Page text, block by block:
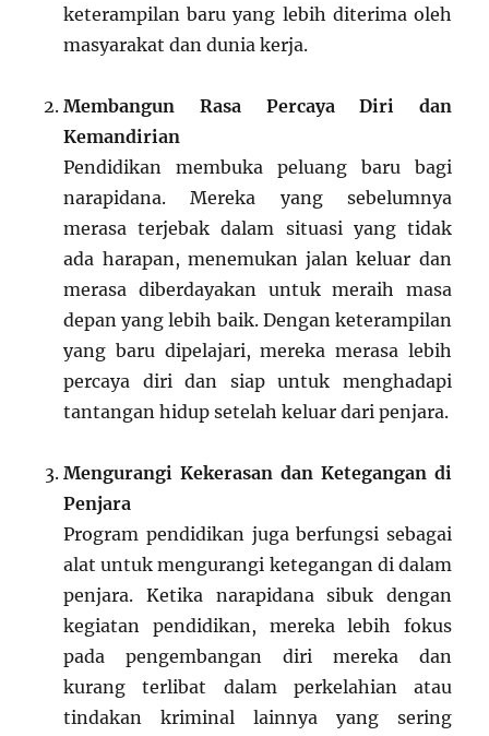
keterampilan baru yang lebih diterima oleh
masyarakat dan dunia kerja.
Membangun Rasa Percaya Diri dan
Kemandirian
Pendidikan membuka peluang baru bagi
narapidana. Mereka yang sebelumnya
merasa terjebak dalam situasi yang tidak
ada harapan, menemukan jalan keluar dan
merasa diberdayakan untuk meraih masa
depan yang lebih baik. Dengan keterampilan
yang baru dipelajari, mereka merasa lebih
percaya diri dan siap untuk menghadapi
tantangan hidup setelah keluar dari penjara.
Mengurangi Kekerasan dan Ketegangan di
Penjara
Program pendidikan juga berfungsi sebagai
alat untuk mengurangi ketegangan di dalam
penjara. Ketika narapidana sibuk dengan
kegiatan pendidikan, mereka lebih fokus
pada pengembangan diri mereka dan
kurang terlibat dalam perkelahian atau
tindakan kriminal lainnya yang sering